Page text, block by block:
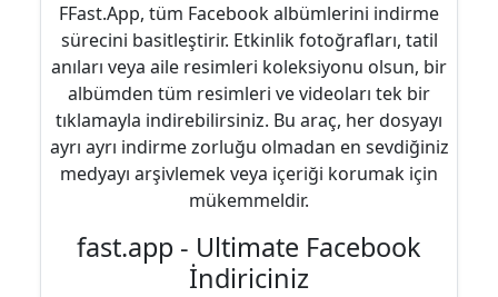
FFast.App, tüm Facebook albümlerini indirme
sürecini basitleştirir. Etkinlik fotoğrafları, tatil
anıları veya aile resimleri koleksiyonu olsun, bir
albümden tüm resimleri ve videoları tek bir
tıklamayla indirebilirsiniz. Bu araç, her dosyayı
ayrı ayrı indirme zorluğu olmadan en sevdiğiniz
medyayı arşivlemek veya içeriği korumak için
mükemmeldir.
fast.app - Ultimate Facebook
İndiriciniz